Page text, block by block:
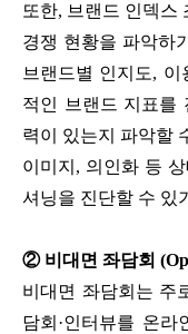
또한, 브랜드 인덱스
경쟁 현황을 파악하
브랜드별 인지도,
적인 브랜드 지표를
력이 있는지 파악할
이미지, 의인화 등
셔닝을 진단할 수 있
② 비대면 좌담회
비대면 좌담회는 주
담회·인터뷰를 온